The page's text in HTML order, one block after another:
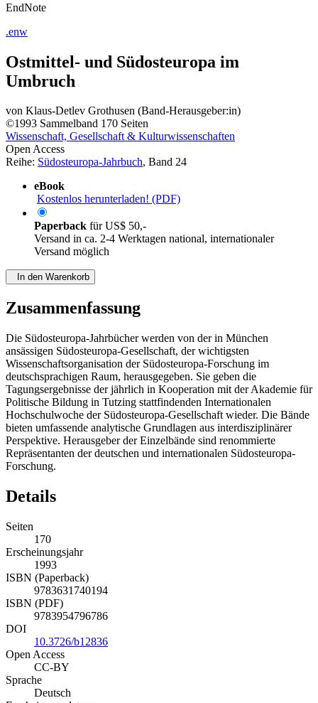
EndNote
.enw
Ostmittel- und Südosteuropa im
Umbruch
von Klaus-Detlev Grothusen (Band-Herausgeber:in)
©1993 Sammelband 170 Seiten
Wissenschaft, Gesellschaft & Kulturwissenschaften
Open Access
Reihe: Südosteuropa-Jahrbuch, Band 24
eBook
Kostenlos herunterladen! (PDF)
Paperback fürUS$ 50,-
Versand in ca. 2-4 Werktagen national, internationaler
Versand möglich
In den Warenkorb
Zusammenfassung
Die Südosteuropa-Jahrbücher werden von der in München
ansässigen Südosteuropa-Gesellschaft, der wichtigsten
Wissenschaftsorganisation der Südosteuropa-Forschung im
deutschsprachigen Raum, herausgegeben. Sie geben die
Tagungsergebnisse der jährlich in Kooperation mit der Akademie für
Politische Bildung in Tutzing stattfindenden Internationalen
Hochschulwoche der Südosteuropa-Gesellschaft wieder. Die Bände
bieten umfassende analytische Grundlagen aus interdisziplinärer
Perspektive. Herausgeber der Einzelbände sind renommierte
Repräsentanten der deutschen und internationalen Südosteuropa-
Forschung.
Details
Seiten
170
Erscheinungsjahr
1993
ISBN (Paperback)
9783631740194
ISBN (PDF)
9783954796786
DOI
10.3726/b12836
Open Access
CC-BY
Sprache
Deutsch